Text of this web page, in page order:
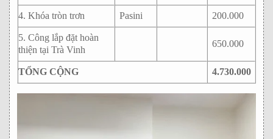
4. Khóa tròn trơn Pasini 200.000
5. Công lắp đặt hoàn
thiện tại Trà Vinh
650.000
TỔNG CỘNG 4.730.000